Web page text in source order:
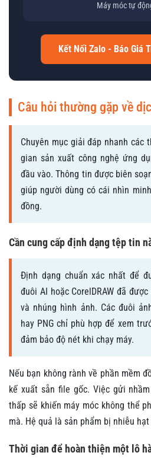
Máy móc tự
Kết Nối Zalo - Báo Giá
Câu hỏi thường gặp về
Chuyên mục giải đáp nhanh các
gian sản xuất công nghệ ứng
đầu vào. Thông tin được biên
giúp người dùng có cái nhìn
đồng.
Cần cung cấp định dạng tệp tin
Định dạng chuẩn xác nhất để
đuôi AI hoặc CorelDRAW đã
và nhúng hình ảnh. Các đuôi
hay PNG chỉ phù hợp để xem
đảm bảo độ nét khi chạy máy.
Nếu bạn không rành về phần mềm
kế xuất sẵn file gốc. Việc gửi
thấp sẽ khiến máy móc không thể
mà. Hệ quả là sản phẩm bị nhiễu
Thời gian để hoàn thiện một lô